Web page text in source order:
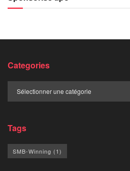
Categories
Tags
SMB-Winning (1)